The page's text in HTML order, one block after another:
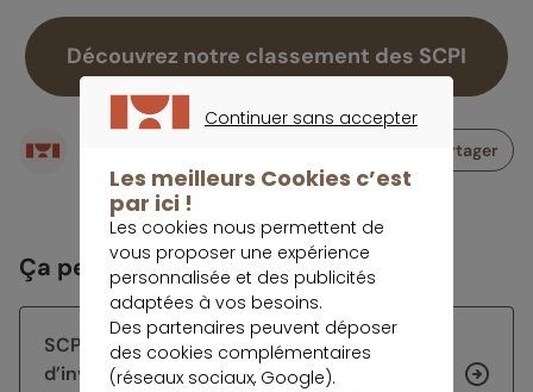
Découvrez notre classement des SCPI
Écrit par
Partager
Ça peut vous intéresser
SCPI en 2026, une stratégie
d’investissement toujours tournée vers
Continuer sans accepter
Les meilleurs Cookies c’est
par ici !
Les cookies nous permettent de
vous proposer une expérience
personnalisée et des publicités
adaptées à vos besoins.
Des partenaires peuvent déposer
des cookies complémentaires
(réseaux sociaux, Google).